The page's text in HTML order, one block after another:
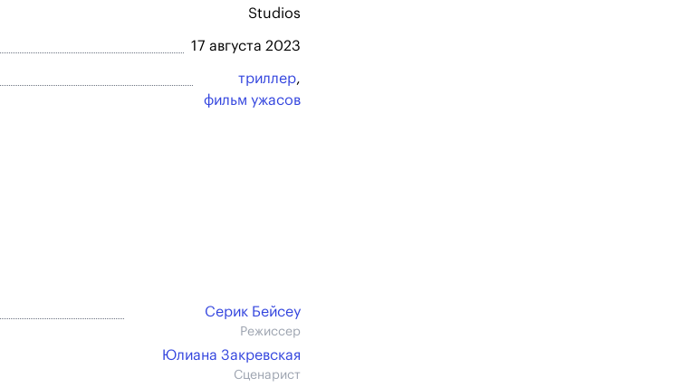
Studios
17 августа 2023
триллер,
фильм ужасов
Серик Бейсеу
Режиссер
Юлиана Закревская
Сценарист